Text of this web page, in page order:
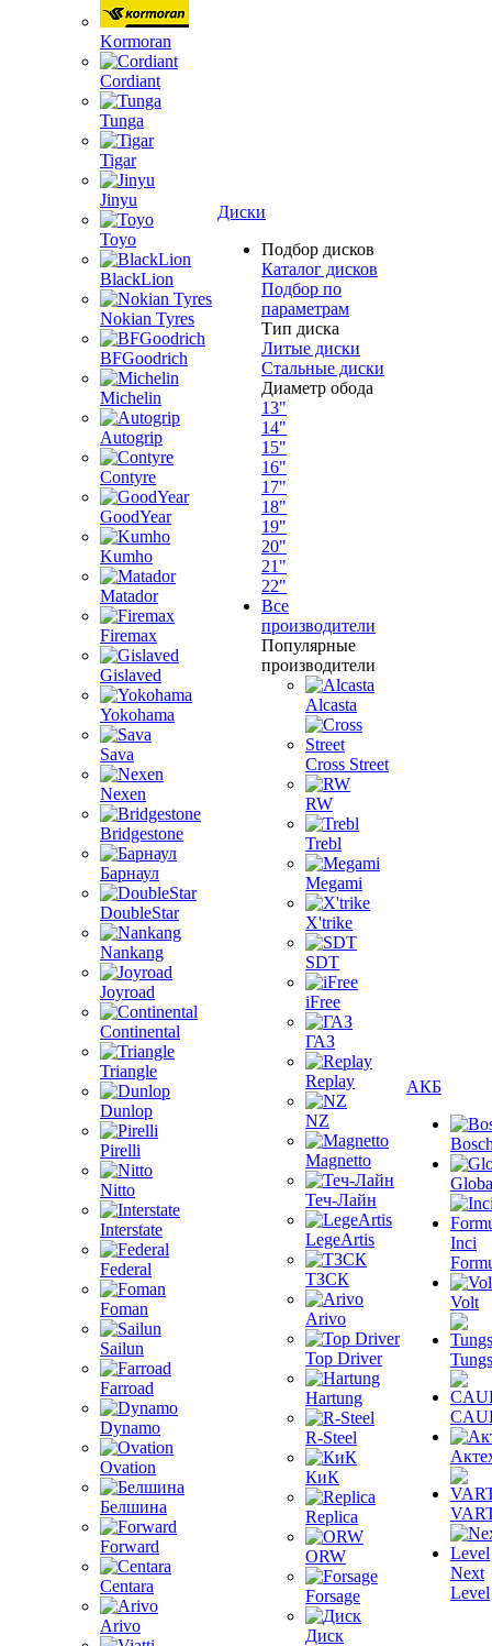
Kormoran
Cordiant
Tunga
Tigar
Jinyu
Toyo
BlackLion
Nokian Tyres
BFGoodrich
Michelin
Autogrip
Contyre
GoodYear
Kumho
Matador
Firemax
Gislaved
Yokohama
Sava
Nexen
Bridgestone
Барнаул
DoubleStar
Nankang
Joyroad
Continental
Triangle
Dunlop
Pirelli
Nitto
Interstate
Federal
Foman
Sailun
Farroad
Dynamo
Ovation
Белшина
Forward
Centara
Arivo
Диски
Подбор дисков
Каталог дисков
Подбор по
параметрам
Тип диска
Литые диски
Стальные диски
Диаметр обода
13"
14"
15"
16"
17"
18"
19"
20"
21"
22"
Все
производители
Популярные
производители
Alcasta
Cross Street
RW
Trebl
Megami
X'trike
SDT
iFree
ГАЗ
Replay
NZ
Magnetto
Теч-Лайн
LegeArtis
ТЗСК
Arivo
Top Driver
Hartung
R-Steel
КиК
Replica
ORW
Forsage
Диск
АКБ
Inci
Volt
Next
Level